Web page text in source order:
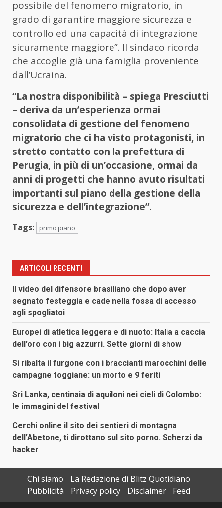
possibile del fenomeno migratorio, in
grado di garantire maggiore sicurezza e
controllo ed una capacità di integrazione
sicuramente maggiore”. Il sindaco ricorda
che accoglie già una famiglia proveniente
dall’Ucraina.
“La nostra disponibilità – spiega Presciutti
– deriva da un’esperienza ormai
consolidata di gestione del fenomeno
migratorio che ci ha visto protagonisti, in
stretto contatto con la prefettura di
Perugia, in più di un’occasione, ormai da
anni di progetti che hanno avuto risultati
importanti sul piano della gestione della
sicurezza e dell’integrazione”.
Tags: primo piano
ARTICOLI RECENTI
Il video del difensore brasiliano che dopo aver
segnato festeggia e cade nella fossa di accesso
agli spogliatoi
Europei di atletica leggera e di nuoto: Italia a caccia
dell’oro con i big azzurri. Sette giorni di show
Si ribalta il furgone con i braccianti marocchini delle
campagne foggiane: un morto e 9 feriti
Sri Lanka, centinaia di aquiloni nei cieli di Colombo:
le immagini del festival
Cerchi online il sito dei sentieri di montagna
dell’Abetone, ti dirottano sul sito porno. Scherzi da
hacker
Chi siamo
La Redazione di Blitz Quotidiano
Pubblicità
Privacy policy Disclaimer
Feed